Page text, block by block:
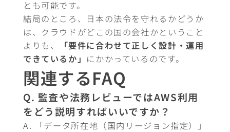
とも可能です。
結局のところ、日本の法令を守れるかどうか
は、クラウドがどこの国の会社かということ
よりも、
「要件に合わせて正しく設計・運用
できているか」 にかかっているのです。
関連するFAQ
Q. 監査や法務レビューではAWS利用
をどう説明すればいいですか？
A. 「データ所在地（国内リージョン指定）」